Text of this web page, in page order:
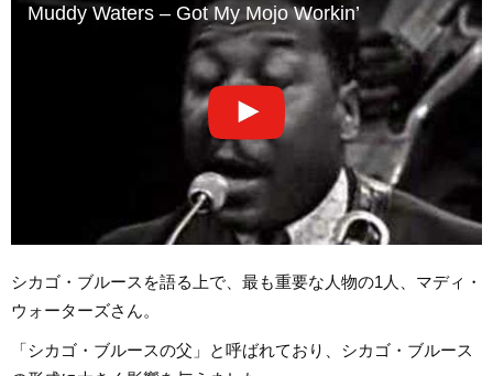
Muddy Waters – Got My Mojo Workin’
シカゴ・ブルースを語る上で、最も重要な人物の1人、マディ・
ウォーターズさん。
「シカゴ・ブルースの父」と呼ばれており、シカゴ・ブルース